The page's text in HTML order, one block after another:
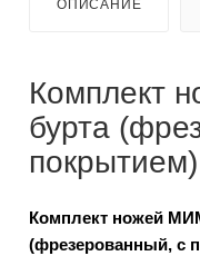
ОПИСАНИЕ
Комплект
бурта
покрытием)
Комплект ножей
(фрезерованный, с